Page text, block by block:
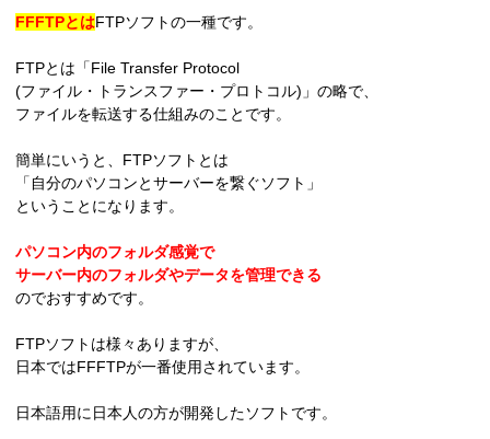
FFFTPとはFTPソフトの一種です。
FTPとは「File Transfer Protocol
(ファイル・トランスファー・プロトコル)」の略で、
ファイルを転送する仕組みのことです。
簡単にいうと、FTPソフトとは
「自分のパソコンとサーバーを繋ぐソフト」
ということになります。
パソコン内のフォルダ感覚で
サーバー内のフォルダやデータを管理できる
のでおすすめです。
FTPソフトは様々ありますが、
日本ではFFFTPが一番使用されています。
日本語用に日本人の方が開発したソフトです。